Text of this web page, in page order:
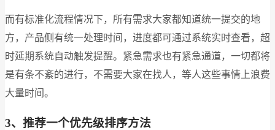
而有标准化流程情况下，所有需求大家都知道统一提交的地
方，产品侧有统一处理时间，进度都可通过系统实时查看，超
时延期系统自动触发提醒。紧急需求也有紧急通道，一切都将
是有条不紊的进行，不需要大家在找人，等人这些事情上浪费
大量时间。
3、推荐一个优先级排序方法